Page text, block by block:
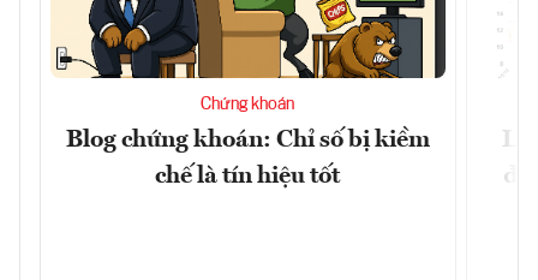
Chứng khoán
Blog chứng khoán: Chỉ số bị kiềm
chế là tín hiệu tốt